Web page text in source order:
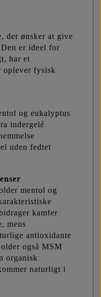
der ønsker at give
er ideel for
har et
oplever fysisk
og eukalyptus
indergelé
uden fedtet
mentol og
kamfer
mens
antioxidante
også MSM
organisk
naturligt i